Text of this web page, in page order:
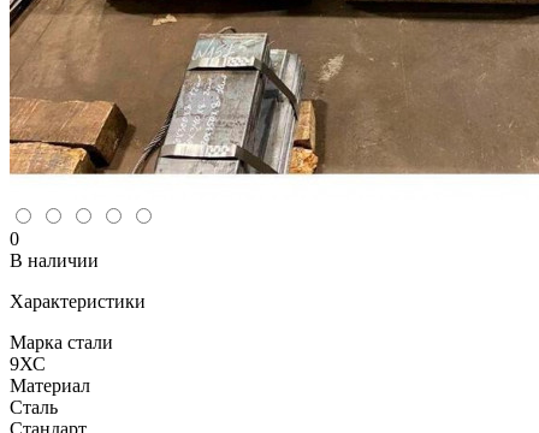
0
В наличии
Характеристики
Марка стали
9ХС
Материал
Сталь
Стандарт